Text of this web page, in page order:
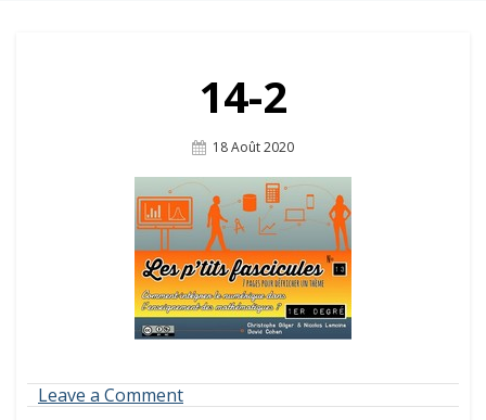
14-2
Posted
18 Août 2020
Leave a Commenton